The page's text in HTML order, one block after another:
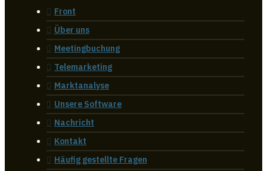
Front
Über uns
Meetingbuchung
Telemarketing
Marktanalyse
Unsere Software
Nachricht
Kontakt
Häufig gestellte Fragen